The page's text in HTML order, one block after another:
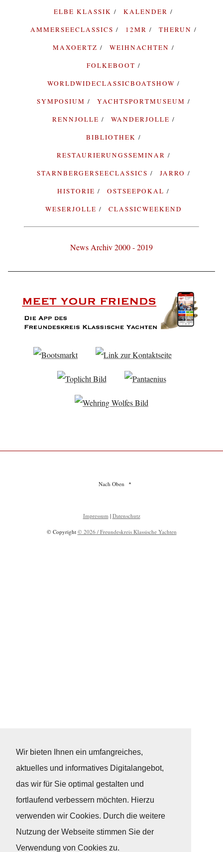
Wir bieten Ihnen ein umfangreiches,
aktuelles und informatives Digitalangebot,
das wir für Sie optimal gestalten und
fortlaufend verbessern möchten. Hierzu
verwenden wir Cookies. Durch die weitere
Nutzung der Webseite stimmen Sie der
Verwendung von Cookies zu.
ELBE KLASSIK
KALENDER
AMMERSEECLASSICS
12MR
THERUN
MAXOERTZ
WEIHNACHTEN
FOLKEBOOT
WORLDWIDECLASSICBOATSHOW
SYMPOSIUM
YACHTSPORTMUSEUM
RENNJOLLE
WANDERJOLLE
BIBLIOTHEK
RESTAURIERUNGSSEMINAR
STARNBERGERSEECLASSICS
JARRO
HISTORIE
OSTSEEPOKAL
WESERJOLLE
CLASSICWEEKEND
News Archiv 2000 - 2019
Nach Oben
Impressum | Datenschutz
© Copyright © 2026 / Freundeskreis Klassische Yachten